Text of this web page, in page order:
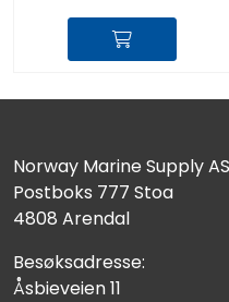
Norway Marine Supply AS
Postboks 777 Stoa
4808 Arendal
Besøksadresse:
Åsbieveien 11